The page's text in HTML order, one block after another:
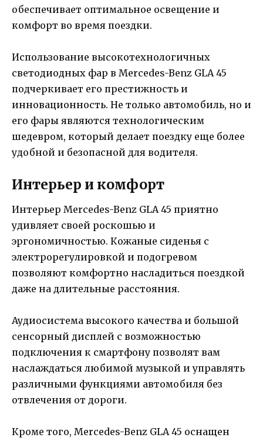
обеспечивает оптимальное освещение и
комфорт во время поездки.
Использование высокотехнологичных
светодиодных фар в Mercedes-Benz GLA 45
подчеркивает его престижность и
инновационность. Не только автомобиль, но и
его фары являются технологическим
шедевром, который делает поездку еще более
удобной и безопасной для водителя.
Интерьер и комфорт
Интерьер Mercedes-Benz GLA 45 приятно
удивляет своей роскошью и
эргономичностью. Кожаные сиденья с
электрорегулировкой и подогревом
позволяют комфортно насладиться поездкой
даже на длительные расстояния.
Аудиосистема высокого качества и большой
сенсорный дисплей с возможностью
подключения к смартфону позволят вам
наслаждаться любимой музыкой и управлять
различными функциями автомобиля без
отвлечения от дороги.
Кроме того, Mercedes-Benz GLA 45 оснащен